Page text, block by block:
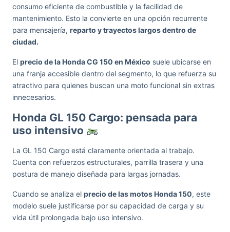
consumo eficiente de combustible y la facilidad de
mantenimiento. Esto la convierte en una opción recurrente
para mensajería, reparto y trayectos largos dentro de
ciudad.
El precio de la Honda CG 150 en México suele ubicarse en
una franja accesible dentro del segmento, lo que refuerza su
atractivo para quienes buscan una moto funcional sin extras
innecesarios.
Honda GL 150 Cargo: pensada para
uso intensivo
La GL 150 Cargo está claramente orientada al trabajo.
Cuenta con refuerzos estructurales, parrilla trasera y una
postura de manejo diseñada para largas jornadas.
Cuando se analiza el precio de las motos Honda 150, este
modelo suele justificarse por su capacidad de carga y su
vida útil prolongada bajo uso intensivo.